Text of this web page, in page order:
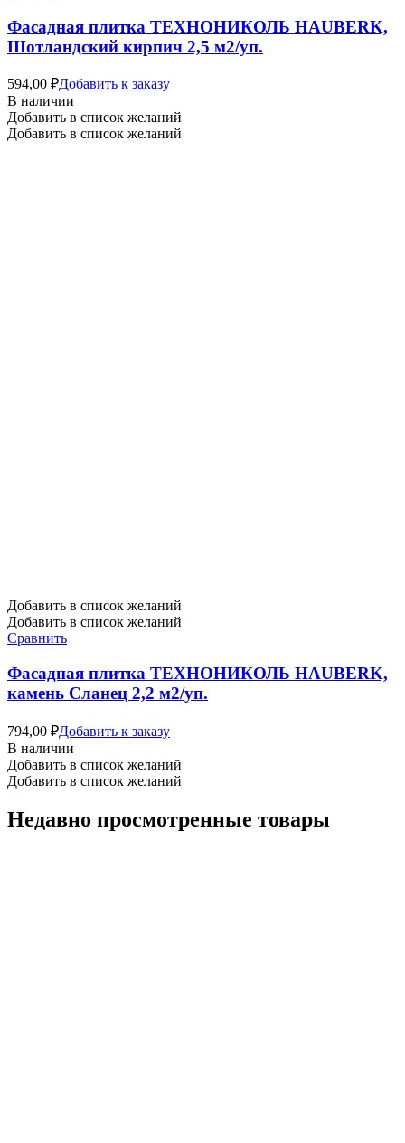
Фасадная плитка ТЕХНОНИКОЛЬ HAUBERK,
Шотландский кирпич 2,5 м2/уп.
594,00 ₽Добавить к заказу
В наличии
Добавить в список желаний
Добавить в список желаний
Добавить в список желаний
Добавить в список желаний
Сравнить
Фасадная плитка ТЕХНОНИКОЛЬ HAUBERK,
камень Сланец 2,2 м2/уп.
794,00 ₽Добавить к заказу
В наличии
Добавить в список желаний
Добавить в список желаний
Недавно просмотренные товары